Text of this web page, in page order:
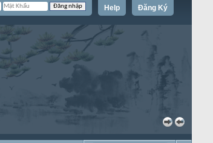
Đăng Ký
Help
«
»